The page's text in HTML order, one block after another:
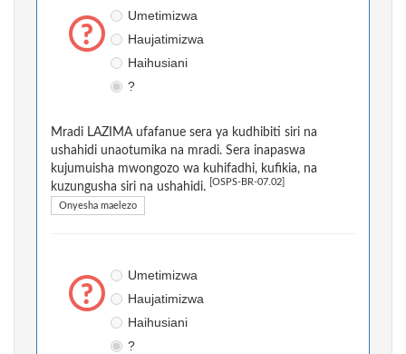
Umetimizwa
Haujatimizwa
Haihusiani
?
Mradi LAZIMA ufafanue sera ya kudhibiti siri na
ushahidi unaotumika na mradi. Sera inapaswa
kujumuisha mwongozo wa kuhifadhi, kufikia, na
kuzungusha siri na ushahidi.
[OSPS-BR-07.02]
Onyesha maelezo
Umetimizwa
Haujatimizwa
Haihusiani
?